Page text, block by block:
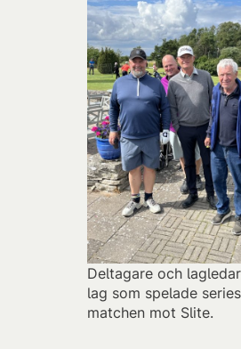
Deltagare och
lag som spelade
matchen mot Slite.